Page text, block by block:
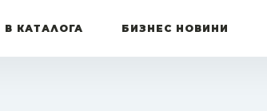
В КАТАЛОГА БИЗНЕС НОВИНИ